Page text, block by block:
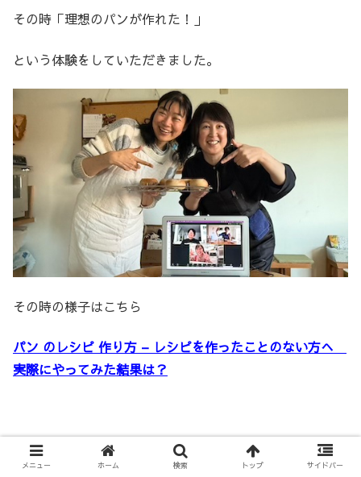
その時「理想のパンが作れた！」
という体験をしていただきました。
その時の様子はこちら
パン のレシピ 作り方 – レシピを作ったことのない方へ
実際にやってみた結果は？
メニュー ホーム 検索 トップ サイドバー